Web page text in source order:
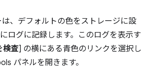
、デフォルトの色をストレージに設
ログに記録します。このログを表示す
検査] の横にある青色のリンクを選択し
パネルを開きます。